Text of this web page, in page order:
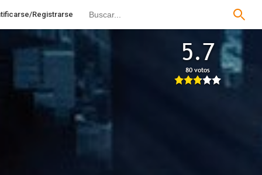
Registrarse
5.7
80 votos